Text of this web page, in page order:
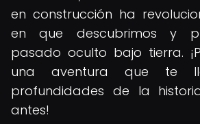
en construcción ha
en que descubrimos y
pasado oculto bajo tierra.
una aventura que te
profundidades de la
antes!